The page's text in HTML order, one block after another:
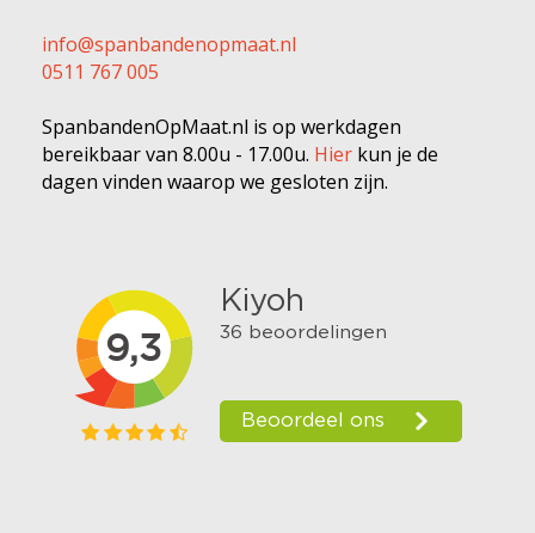
info@spanbandenopmaat.nl
0511 767 005
SpanbandenOpMaat.nl is op werkdagen
bereikbaar van 8.00u - 17.00u. Hier kun je de
dagen vinden waarop we gesloten zijn.